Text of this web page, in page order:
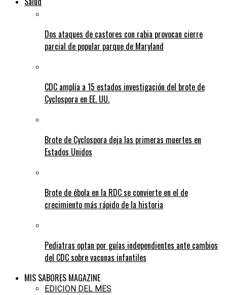
Dos ataques de castores con rabia provocan cierre
parcial de popular parque de Maryland
CDC amplía a 15 estados investigación del brote de
Cyclospora en EE. UU.
Brote de Cyclospora deja las primeras muertes en
Estados Unidos
Brote de ébola en la RDC se convierte en el de
crecimiento más rápido de la historia
Pediatras optan por guías independientes ante cambios
del CDC sobre vacunas infantiles
MIS SABORES MAGAZINE
EDICION DEL MES